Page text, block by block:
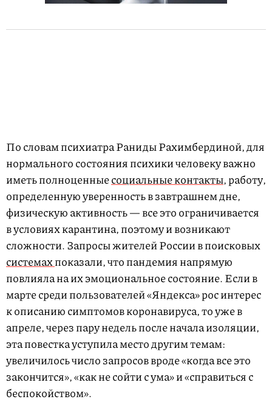
По словам психиатра Раниды Рахимбердиной, для
нормального состояния психики человеку важно
иметь полноценныесоциальные контакты, работу,
определенную уверенность в завтрашнем дне,
физическую активность — все это ограничивается
в условиях карантина, поэтому и возникают
сложности. Запросы жителей России в поисковых
системахпоказали, что пандемия напрямую
повлияла на их эмоциональное состояние. Если в
марте среди пользователей «Яндекса» рос интерес
к описанию симптомов коронавируса, то уже в
апреле, через пару недель после начала изоляции,
эта повестка уступила место другим темам:
увеличилось число запросов вроде «когда все это
закончится», «как не сойти с ума» и «справиться с
беспокойством».